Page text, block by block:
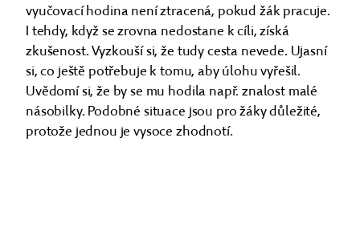
vyučovací hodina není ztracená, pokud žák pracuje.
I tehdy, když se zrovna nedostane k cíli, získá
zkušenost. Vyzkouší si, že tudy cesta nevede. Ujasní
si, co ještě potřebuje k tomu, aby úlohu vyřešil.
Uvědomí si, že by se mu hodila např. znalost malé
násobilky. Podobné situace jsou pro žáky důležité,
protože jednou je vysoce zhodnotí.